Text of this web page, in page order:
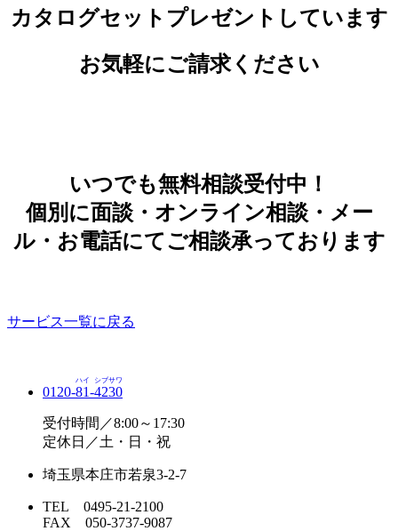
カタログセットプレゼントしています
お気軽にご請求ください
いつでも無料相談受付中！
個別に面談・オンライン相談・メー
ル・お電話にてご相談承っております
サービス一覧に戻る
0120-81
ハイ
-4230
シブサワ
受付時間／8:00～17:30
定休日／土・日・祝
埼玉県本庄市若泉3-2-7
TEL 0495-21-2100
FAX 050-3737-9087